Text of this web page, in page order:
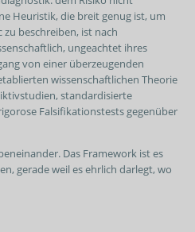
Heuristik, die breit genug ist, um
beschreiben, ist nach
ungeachtet ihres
von einer überzeugenden
wissenschaftlichen Theorie
standardisierte
Falsifikationstests gegenüber
Das Framework ist es
gerade weil es ehrlich darlegt, wo